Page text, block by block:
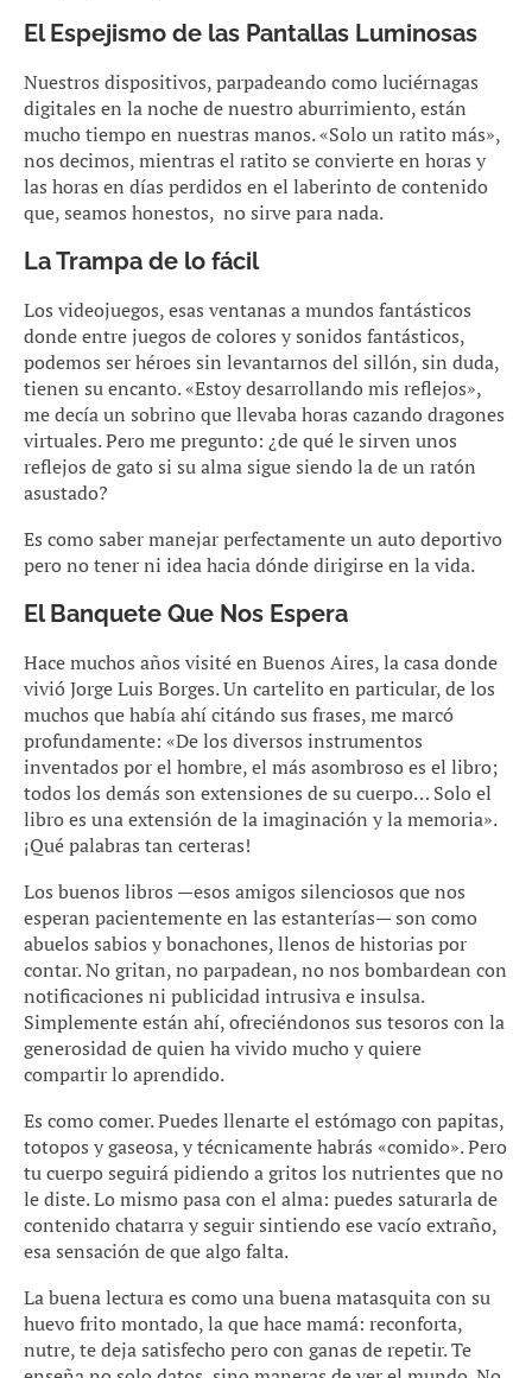
El Espejismo de las Pantallas Luminosas
Nuestros dispositivos, parpadeando como luciérnagas
digitales en la noche de nuestro aburrimiento, están
mucho tiempo en nuestras manos. «Solo un ratito más»,
nos decimos, mientras el ratito se convierte en horas y
las horas en días perdidos en el laberinto de contenido
que, seamos honestos, no sirve para nada.
La Trampa de lo fácil
Los videojuegos, esas ventanas a mundos fantásticos
donde entre juegos de colores y sonidos fantásticos,
podemos ser héroes sin levantarnos del sillón, sin duda,
tienen su encanto. «Estoy desarrollando mis reflejos»,
me decía un sobrino que llevaba horas cazando dragones
virtuales. Pero me pregunto: ¿de qué le sirven unos
reflejos de gato si su alma sigue siendo la de un ratón
asustado?
Es como saber manejar perfectamente un auto deportivo
pero no tener ni idea hacia dónde dirigirse en la vida.
El Banquete Que Nos Espera
Hace muchos años visité en Buenos Aires, la casa donde
vivió Jorge Luis Borges. Un cartelito en particular, de los
muchos que había ahí citándo sus frases, me marcó
profundamente: «De los diversos instrumentos
inventados por el hombre, el más asombroso es el libro;
todos los demás son extensiones de su cuerpo… Solo el
libro es una extensión de la imaginación y la memoria».
¡Qué palabras tan certeras!
Los buenos libros —esos amigos silenciosos que nos
esperan pacientemente en las estanterías— son como
abuelos sabios y bonachones, llenos de historias por
contar. No gritan, no parpadean, no nos bombardean con
notificaciones ni publicidad intrusiva e insulsa.
Simplemente están ahí, ofreciéndonos sus tesoros con la
generosidad de quien ha vivido mucho y quiere
compartir lo aprendido.
Es como comer. Puedes llenarte el estómago con papitas,
totopos y gaseosa, y técnicamente habrás «comido». Pero
tu cuerpo seguirá pidiendo a gritos los nutrientes que no
le diste. Lo mismo pasa con el alma: puedes saturarla de
contenido chatarra y seguir sintiendo ese vacío extraño,
esa sensación de que algo falta.
La buena lectura es como una buena matasquita con su
huevo frito montado, la que hace mamá: reconforta,
nutre, te deja satisfecho pero con ganas de repetir. Te